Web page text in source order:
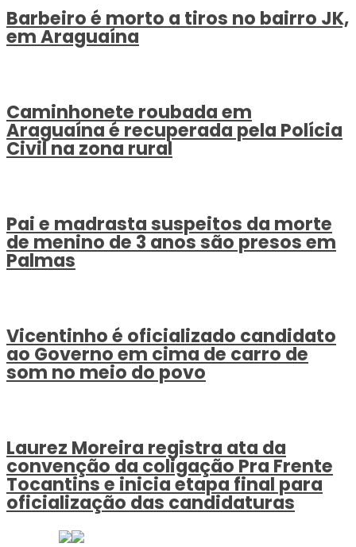
Barbeiro é morto a tiros no bairro JK,
em Araguaína
Caminhonete roubada em
Araguaína é recuperada pela Polícia
Civil na zona rural
Pai e madrasta suspeitos da morte
de menino de 3 anos são presos em
Palmas
Vicentinho é oficializado candidato
ao Governo em cima de carro de
som no meio do povo
Laurez Moreira registra ata da
convenção da coligação Pra Frente
Tocantins e inicia etapa final para
oficialização das candidaturas